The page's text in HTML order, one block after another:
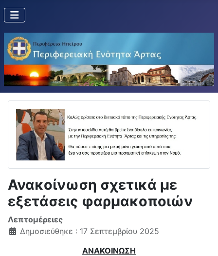
Ανακοίνωση σχετικά με
εξετάσεις φαρμακοποιών
Λεπτομέρειες
Δημοσιεύθηκε : 17 Σεπτεμβρίου 2025
ΑΝΑΚΟΙΝΩΣΗ